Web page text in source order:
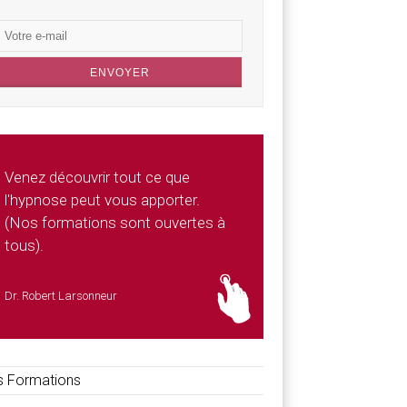
Venez découvrir tout ce que
l'hypnose peut vous apporter.
(Nos formations sont ouvertes à
tous).
Dr. Robert Larsonneur
Formations